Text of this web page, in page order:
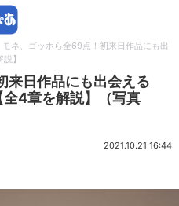
モネ、ゴッホら全69点！初来日作品にも出
】
来日作品にも出会える
全4章を解説】（写真
2021.10.21 16:44